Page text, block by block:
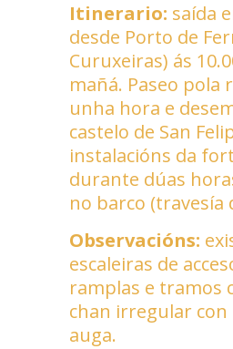
Itinerario: saída
desde Porto de
Curuxeiras) ás
mañá. Paseo pola
unha hora e
castelo de San
instalacións da
durante dúas
no barco (travesía
Observacións:
escaleiras de
ramplas e tramos
chan irregular con
auga.